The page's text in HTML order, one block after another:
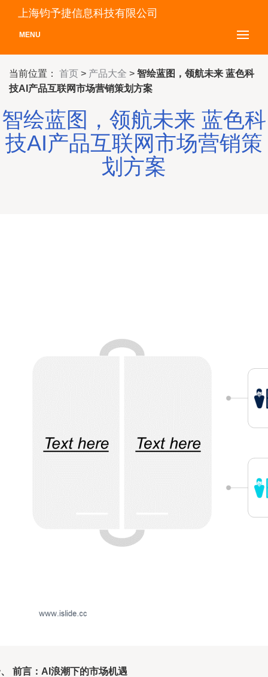
上海钧予捷信息科技有限公司
MENU
当前位置： 首页 > 产品大全 > 智绘蓝图，领航未来 蓝色科
技AI产品互联网市场营销策划方案
智绘蓝图，领航未来 蓝色科
技AI产品互联网市场营销策
划方案
前言：AI浪潮下的市场机遇